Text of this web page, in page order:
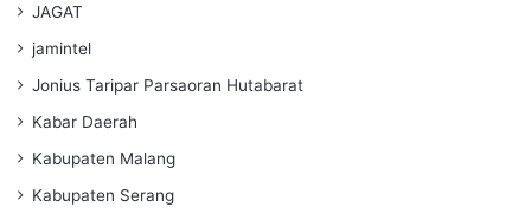
JAGAT
jamintel
Jonius Taripar Parsaoran Hutabarat
Kabar Daerah
Kabupaten Malang
Kabupaten Serang